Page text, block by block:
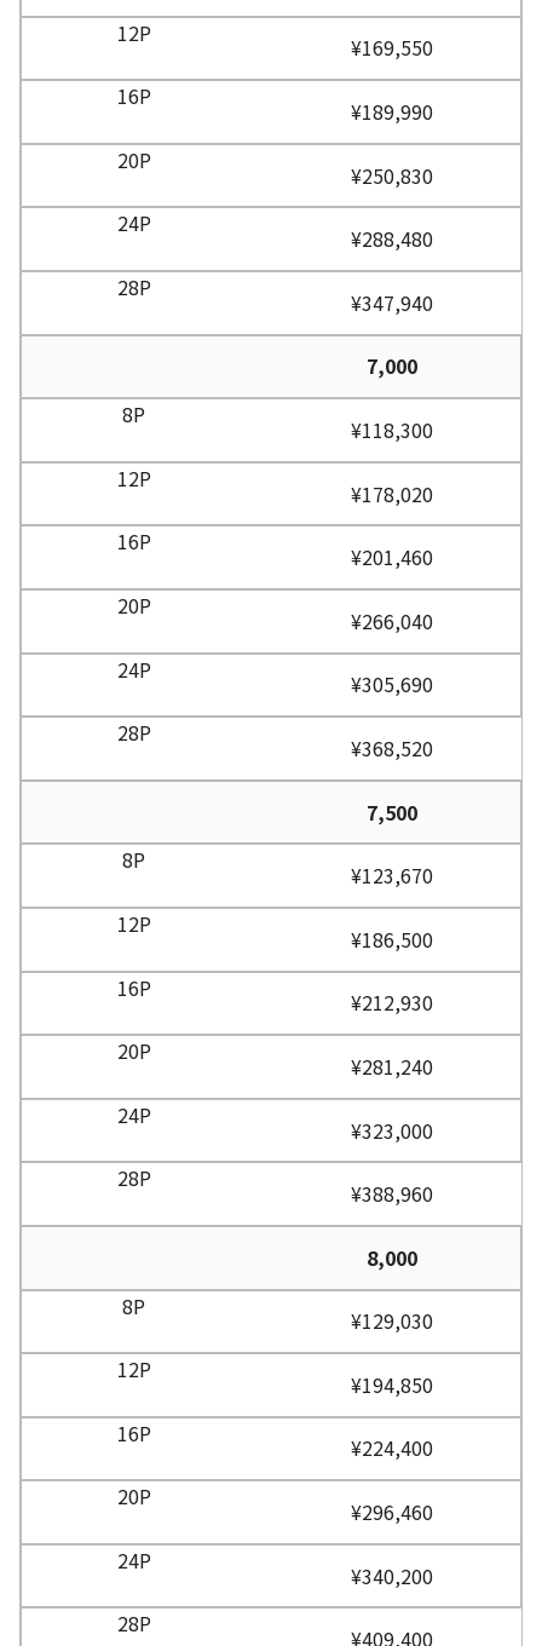
¥169,550
¥189,990
¥250,830
¥288,480
¥347,940
7,000
¥118,300
¥178,020
¥201,460
¥266,040
¥305,690
¥368,520
7,500
¥123,670
¥186,500
¥212,930
¥281,240
¥323,000
¥388,960
8,000
¥129,030
¥194,850
¥224,400
¥296,460
¥340,200
¥409,400